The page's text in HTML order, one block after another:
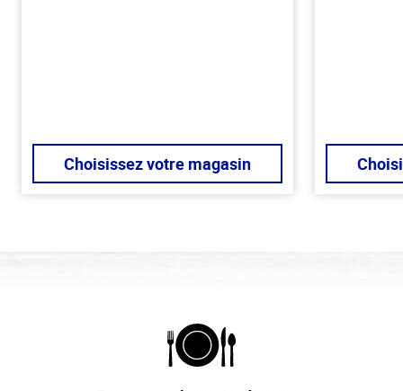
Choisissez votre magasin